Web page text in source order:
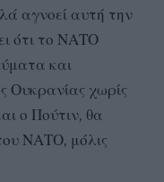
αγνοεί αυτή την
ότι το ΝΑΤΟ
και
Ουκρανίας χωρίς
ο Πούτιν, θα
ΝΑΤΟ, μόλις